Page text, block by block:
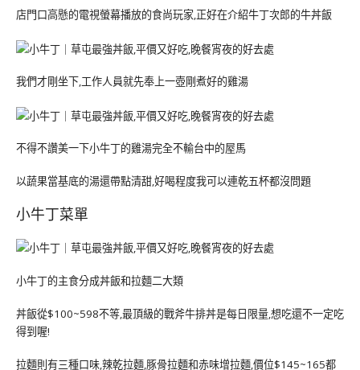
店門口高懸的電視螢幕播放的食尚玩家,正好在介紹牛丁次郎的牛丼飯
我們才剛坐下,工作人員就先奉上一壺剛煮好的雞湯
不得不讚美一下小牛丁的雞湯完全不輸台中的屋馬
以蔬果當基底的湯還帶點清甜,好喝程度我可以連乾五杯都沒問題
小牛丁菜單
小牛丁的主食分成丼飯和拉麵二大類
丼飯從$100~598不等,最頂級的戰斧牛排丼是每日限量,想吃還不一定吃
得到喔!
拉麵則有三種口味,辣乾拉麵,豚骨拉麵和赤味增拉麵,價位$145~165都